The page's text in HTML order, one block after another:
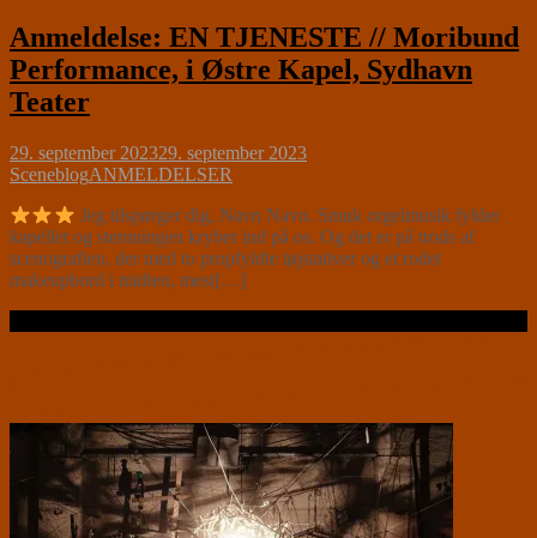
Anmeldelse: EN TJENESTE // Moribund
Performance, i Østre Kapel, Sydhavn
Teater
29. september 202329. september 2023
SceneblogANMELDELSER
Jeg tilspørger dig, Navn Navn. Smuk orgelmusik fylder
kapellet og stemningen kryber ind på os. Og det er på trods af
scenografien, der med to propfyldte tøjstativer og et rodet
makeupbord i midten, mest[…]